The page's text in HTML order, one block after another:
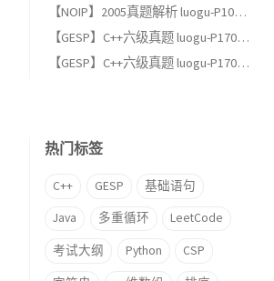
【NOIP】2005真题解析 luogu-P1048 采药（适合GESP六级以上练习）
【GESP】C++六级真题 luogu-P17013, [GESP202606 六级] 满二叉树
【GESP】C++六级真题 luogu-P17012, [GESP202606 六级] 条形蛋糕
热门标签
C++ GESP 基础语句
Java 多重循环 LeetCode
考试大纲 Python CSP